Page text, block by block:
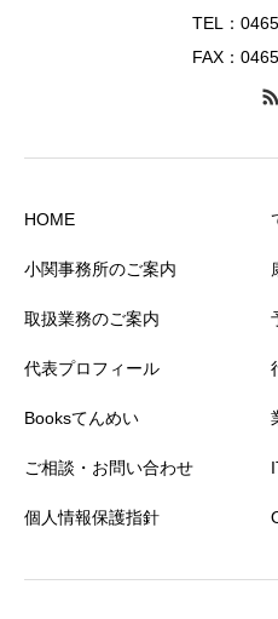
TEL：
FAX：
HOME
小関事務所のご案内
取扱業務のご案内
代表プロフィール
Booksてんめい
ご相談・お問い合わせ
個人情報保護指針